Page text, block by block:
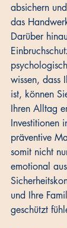
absichern
das
Darüber
wissen, dass
ist, können
Ihren Alltag
Investitionen
präventive
somit nicht
emotional
und Ihre
geschützt